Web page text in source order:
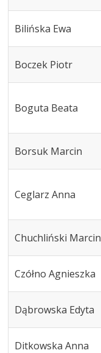
Bilińska Ewa
Boczek Piotr
Boguta Beata
Borsuk Marcin
Ceglarz Anna
Chuchliński Marcin
Czółno Agnieszka
Dąbrowska Edyta
Ditkowska Anna